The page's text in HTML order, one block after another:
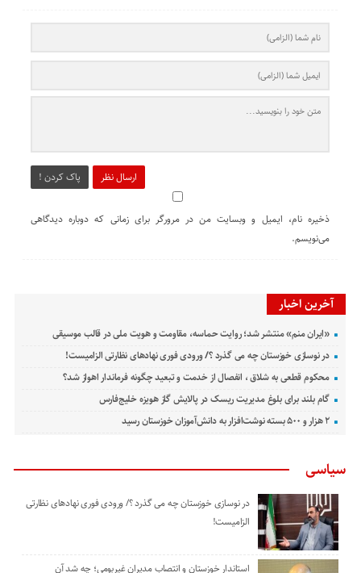
ارسال نظر پاک کردن !
ذخیره نام، ایمیل و وبسایت من در مرورگر برای زمانی که دوباره دیدگاهی
می‌نویسم.
آخرین اخبار
«ایران منم» منتشر شد؛ روایت حماسه، مقاومت و هویت ملی در قالب موسیقی
در نوسازی خوزستان چه می گذرد ؟/ ورودی فوری نهادهای نظارتی الزامیست!
محکوم قطعی به شلاق ، انفصال از خدمت و تبعید چگونه فرماندار اهواز شد؟
گام بلند برای بلوغ مدیریت ریسک در پالایش گاز هویزه خلیج‌فارس
۲ هزار و ۵۰۰ بسته نوشت‌افزار به دانش‌آموزان خوزستان رسید
سیاسی
در نوسازی خوزستان چه می گذرد ؟/ ورودی فوری نهادهای نظارتی
الزامیست!
استاندار خوزستان و انتصاب مدیران غیربومی؛ چه شد آن